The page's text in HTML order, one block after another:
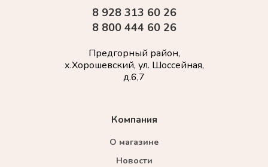
Компания
О магазине
Новости
8 928 313 60 26
8 800 444 60 26
Предгорный район,
х.Хорошевский, ул. Шоссейная,
д.6,7